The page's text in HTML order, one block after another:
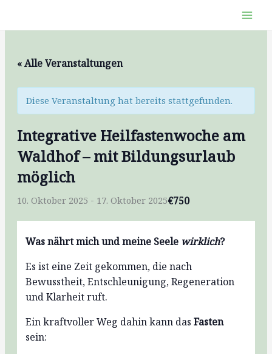
« Alle Veranstaltungen
Diese Veranstaltung hat bereits stattgefunden.
Integrative Heilfastenwoche am
Waldhof – mit Bildungsurlaub
möglich
10. Oktober 2025 - 17. Oktober 2025€750
Was nährt mich und meine Seele wirklich?
Es ist eine Zeit gekommen, die nach
Bewusstheit, Entschleunigung, Regeneration
und Klarheitruft.
Ein kraftvoller Weg dahin kann dasFasten
sein: